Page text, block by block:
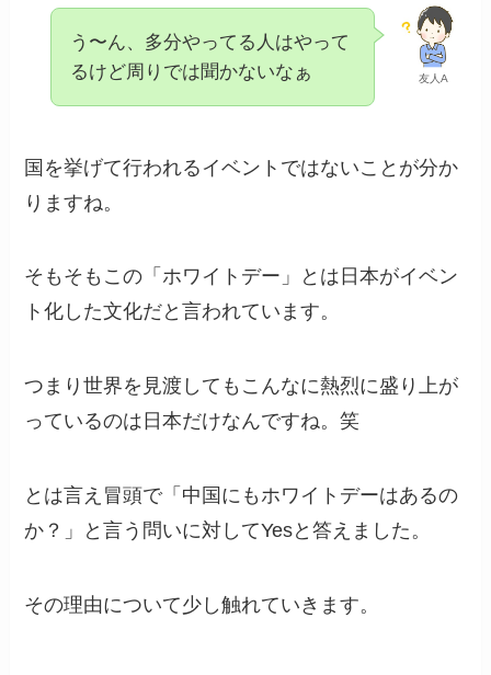
友人A
う〜ん、多分やってる人はやって
るけど周りでは聞かないなぁ
国を挙げて行われるイベントではないことが分か
りますね。
そもそもこの「ホワイトデー」とは日本がイベン
ト化した文化だと言われています。
つまり世界を見渡してもこんなに熱烈に盛り上が
っているのは日本だけなんですね。笑
とは言え冒頭で「中国にもホワイトデーはあるの
か？」と言う問いに対してYesと答えました。
その理由について少し触れていきます。